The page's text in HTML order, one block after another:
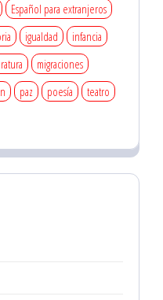
Español para extranjeros
igualdad
infancia
migraciones
paz poesía
teatro